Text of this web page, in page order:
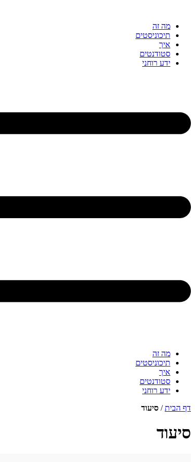
מה זה
תיכוניסטים
איך
סטודנטים
ידע רוחני
מה זה
תיכוניסטים
איך
סטודנטים
ידע רוחני
דף הבית/ סיעוד
סיעוד